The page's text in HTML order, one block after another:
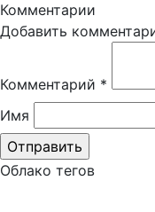
Комментарии
Добавить
Комментарий *
Имя
Облако тегов